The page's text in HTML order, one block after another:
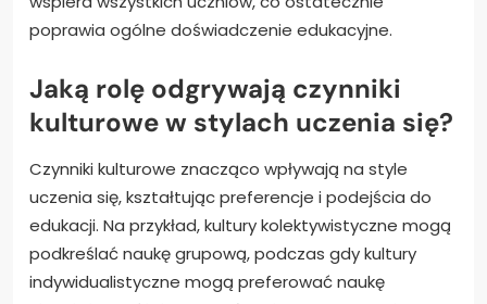
poprawia ogólne doświadczenie edukacyjne.
Jaką rolę odgrywają czynniki
kulturowe w stylach uczenia się?
Czynniki kulturowe znacząco wpływają na style
uczenia się, kształtując preferencje i podejścia do
edukacji. Na przykład, kultury kolektywistyczne mogą
podkreślać naukę grupową, podczas gdy kultury
indywidualistyczne mogą preferować naukę